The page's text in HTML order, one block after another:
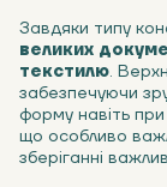
Завдяки типу
великих
текстилю.
забезпечуючи
форму навіть
що особливо
зберіганні